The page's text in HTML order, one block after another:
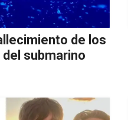
de los
submarino